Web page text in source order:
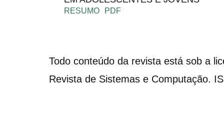
RESUMO PDF
Todo conteúdo da revista está sob a
Revista de Sistemas e Computação.